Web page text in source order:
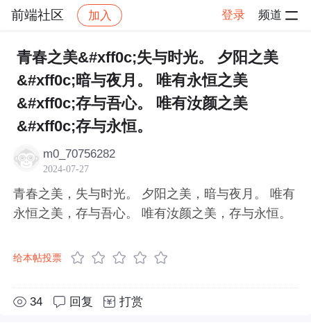
前端社区 加入 登录 频道
社区 前端社区 感慨 帖子详情
青春之美&#xff0c;失与时光。 夕阳之美
&#xff0c;暗与夜月。 唯有永恒之美
&#xff0c;存与吾心。 唯有汝颜之美
&#xff0c;存与永恒。
m0_70756282
2024-07-27
青春之美，失与时光。 夕阳之美，暗与夜月。 唯有
永恒之美，存与吾心。 唯有汝颜之美，存与永恒。
给本帖投票
34 回复 打赏